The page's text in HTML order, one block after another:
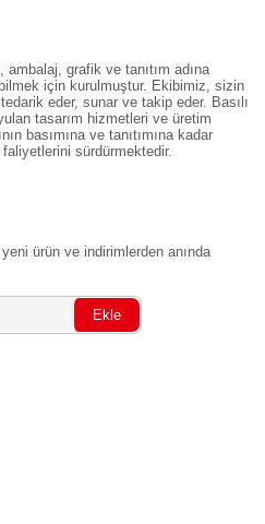
ambalaj, grafik ve tanıtım adına
için kurulmuştur. Ekibimiz, sizin
eder, sunar ve takip eder. Basılı
tasarım hizmetleri ve üretim
basımına ve tanıtımına kadar
sürdürmektedir.
ürün ve indirimlerden anında
Ekle